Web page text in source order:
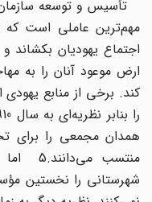
تأسیس و توسعه
مهم‌ترین عاملی است که
اجتماع یهودیان بکشاند و
ارض موعود آنان را به
کند. برخی از منابع یهودی
همدان مجمعی را برای
منتسب
شهرستانی را نخستین